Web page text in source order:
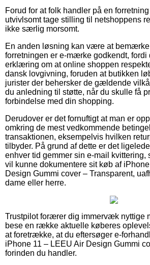
Forud for at folk handler på en
utvivlsomt tage stilling til netshoppens
ikke særlig morsomt.
En anden løsning kan være at
forretningen er e-mærke godkendt,
erklæring om at online shoppen
dansk lovgivning, foruden at butikken
jurister der behersker de gældende
du anledning til støtte, når du skulle få
forbindelse med din shopping.
Derudover er det fornuftigt at man er
omkring de mest vedkommende
transaktionen, eksempelvis hvilken
tilbyder. På grund af dette er det
enhver tid gemmer sin e-mail kvittering,
vil kunne dokumentere sit køb af
Design Gummi cover – Transparent,
dame eller herre.
Trustpilot forærer dig immervæk nyttige
bese en række aktuelle køberes
at foretrække, at du eftersøger e-
iPhone 11 – LEEU Air Design Gummi
forinden du handler.